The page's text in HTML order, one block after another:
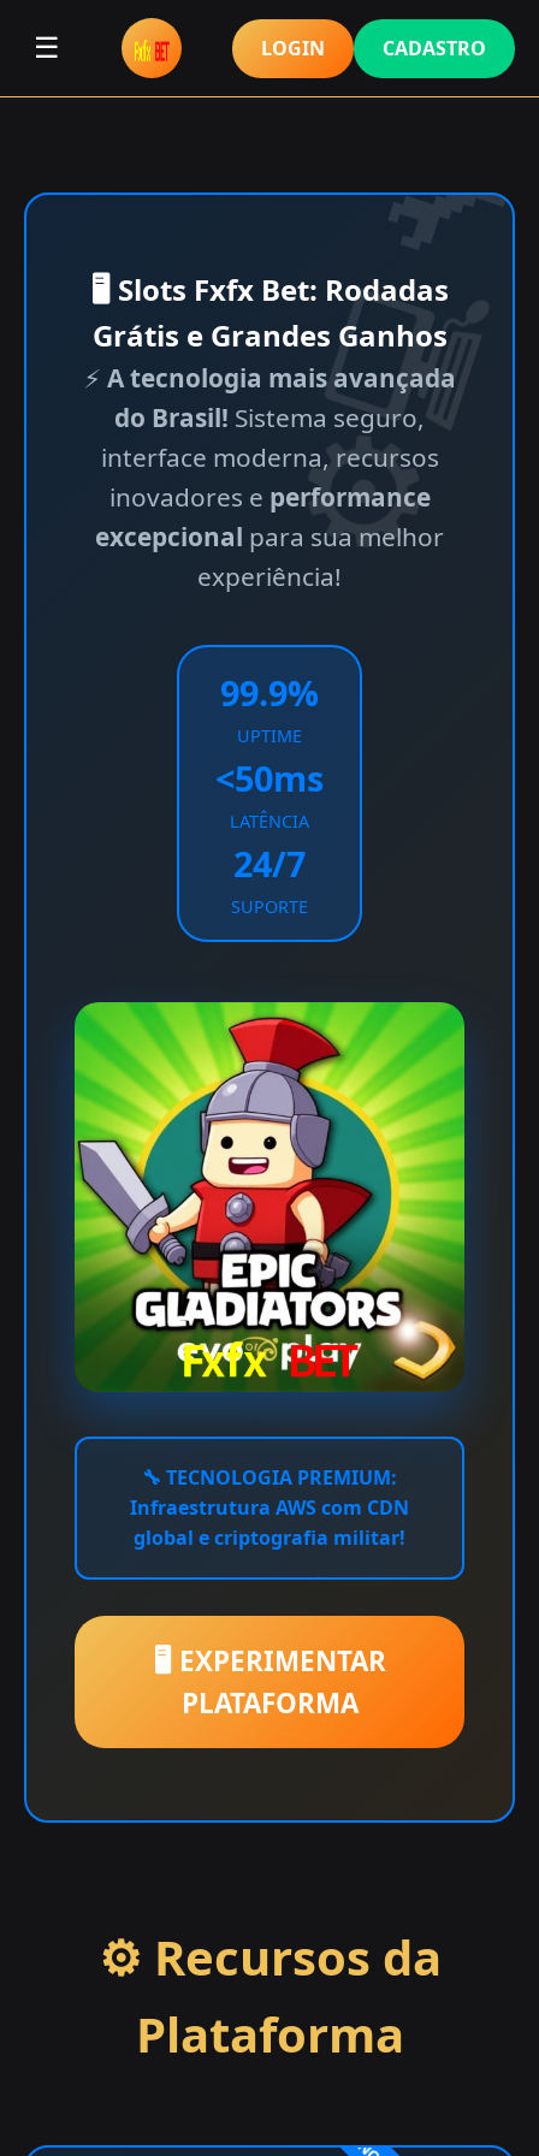
☰ LOGIN CADASTRO
🖥 Slots Fxfx Bet: Rodadas
Grátis e Grandes Ganhos
⚡ A tecnologia mais avançada
do Brasil! Sistema seguro,
interface moderna, recursos
inovadores e performance
excepcional para sua melhor
experiência!
99.9%
UPTIME
<50ms
LATÊNCIA
24/7
SUPORTE
🔧 TECNOLOGIA PREMIUM:
Infraestrutura AWS com CDN
global e criptografia militar!
🖥️ EXPERIMENTAR
PLATAFORMA
⚙️ Recursos da
Plataforma